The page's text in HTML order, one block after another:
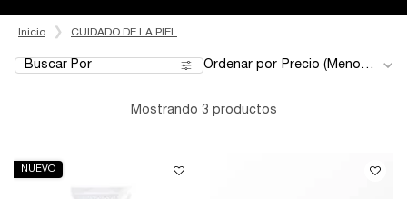
Inicio CUIDADO DE LA PIEL
Buscar Por
Filters menu
Ordenar por
Mostrando 3 productos
NUEVO